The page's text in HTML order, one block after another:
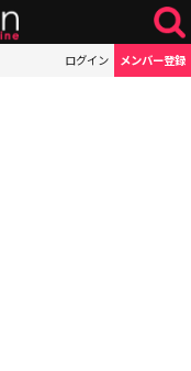
ログイン メンバー登録